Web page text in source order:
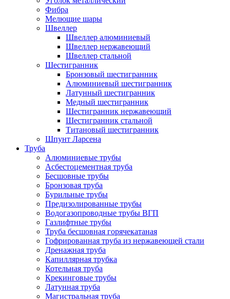
Фибра
Мелющие шары
Швеллер
Швеллер алюминиевый
Швеллер нержавеющий
Швеллер стальной
Шестигранник
Бронзовый шестигранник
Алюминиевый шестигранник
Латунный шестигранник
Медный шестигранник
Шестигранник нержавеющий
Шестигранник стальной
Титановый шестигранник
Шпунт Ларсена
Труба
Алюминиевые трубы
Асбестоцементная труба
Бесшовные трубы
Бронзовая труба
Бурильные трубы
Предизолированные трубы
Водогазопроводные трубы ВГП
Газлифтные трубы
Труба бесшовная горячекатаная
Гофрированная труба из нержавеющей стали
Дренажная труба
Капиллярная трубка
Котельная труба
Крекинговые трубы
Латунная труба
Магистральная труба